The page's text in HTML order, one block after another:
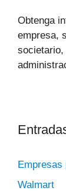
Obtenga
empresa,
societario,
Empresas
Walmart